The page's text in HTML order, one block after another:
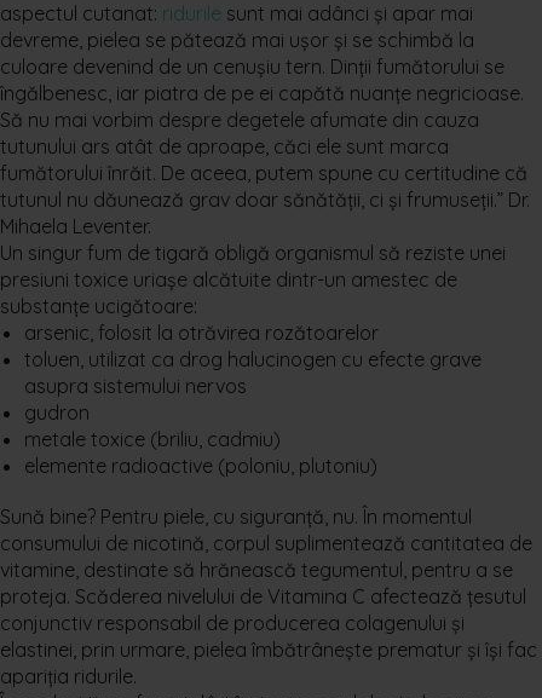
aspectul cutanat: ridurile sunt mai adânci și apar mai
devreme, pielea se pătează mai ușor și se schimbă la
culoare devenind de un cenușiu tern. Dinții fumătorului se
îngălbenesc, iar piatra de pe ei capătă nuanțe negricioase.
Să nu mai vorbim despre degetele afumate din cauza
tutunului ars atât de aproape, căci ele sunt marca
fumătorului înrăit. De aceea, putem spune cu certitudine că
tutunul nu dăunează grav doar sănătății, ci și frumuseții.” Dr.
Mihaela Leventer.
Un singur fum de tigară obligă organismul să reziste unei
presiuni toxice uriașe alcătuite dintr-un amestec de
substanțe ucigătoare:
arsenic, folosit la otrăvirea rozătoarelor
toluen, utilizat ca drog halucinogen cu efecte grave
asupra sistemului nervos
gudron
metale toxice (briliu, cadmiu)
elemente radioactive (poloniu, plutoniu)
Sună bine? Pentru piele, cu siguranță, nu. În momentul
consumului de nicotină, corpul suplimentează cantitatea de
vitamine, destinate să hrănească tegumentul, pentru a se
proteja. Scăderea nivelului de Vitamina C afectează țesutul
conjunctiv responsabil de producerea colagenului și
elastinei, prin urmare, pielea îmbătrânește prematur și își fac
apariția ridurile.